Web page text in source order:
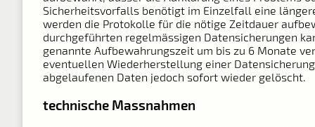
Sicherheitsvorfalls benötigt im Einzelfall eine
werden die Protokolle für die nötige Zeitdauer
durchgeführten regelmässigen Datensicherungen
genannte Aufbewahrungszeit um bis zu 6 Monate
eventuellen Wiederherstellung einer
abgelaufenen Daten jedoch sofort wieder gelöscht.
technische Massnahmen